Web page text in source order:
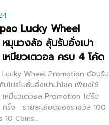
Lucky Wheel
มุนวงล้อ ลุ้นรับอั่งเปา
หมียวเตวอล ครบ 4 โค้ด
Wheel Promotion ต้อนรับ
โปรโมชั่นอั่งเปานำโชค เพียงใช้
หมียวเตวอล Promotion ได้รับ
รั้ง รายละเอียดของรางวัล 100
10 Coins…